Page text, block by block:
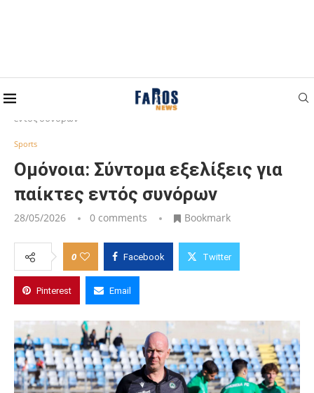
Home
Ομόνοια: Σύντομα εξελίξεις για παίκτες
εντός συνόρων
Sports
Ομόνοια: Σύντομα εξελίξεις για
παίκτες εντός συνόρων
28/05/2026 0 comments Bookmark
0 Facebook Twitter
Pinterest Email